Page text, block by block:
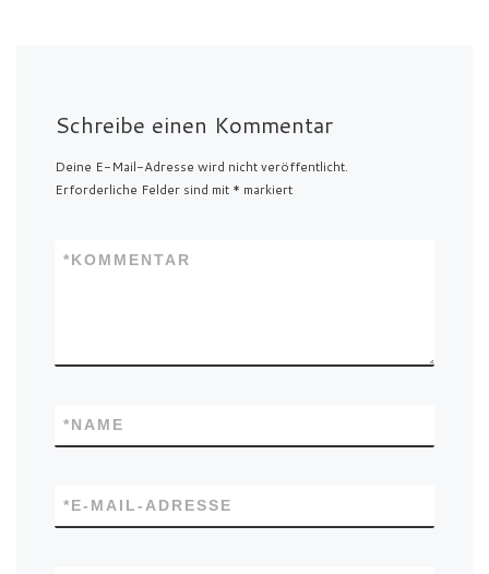
Schreibe einen Kommentar
Deine E-Mail-Adresse wird nicht veröffentlicht.
Erforderliche Felder sind mit * markiert
KOMMENTAR
*
NAME
*
E-MAIL-ADRESSE
*